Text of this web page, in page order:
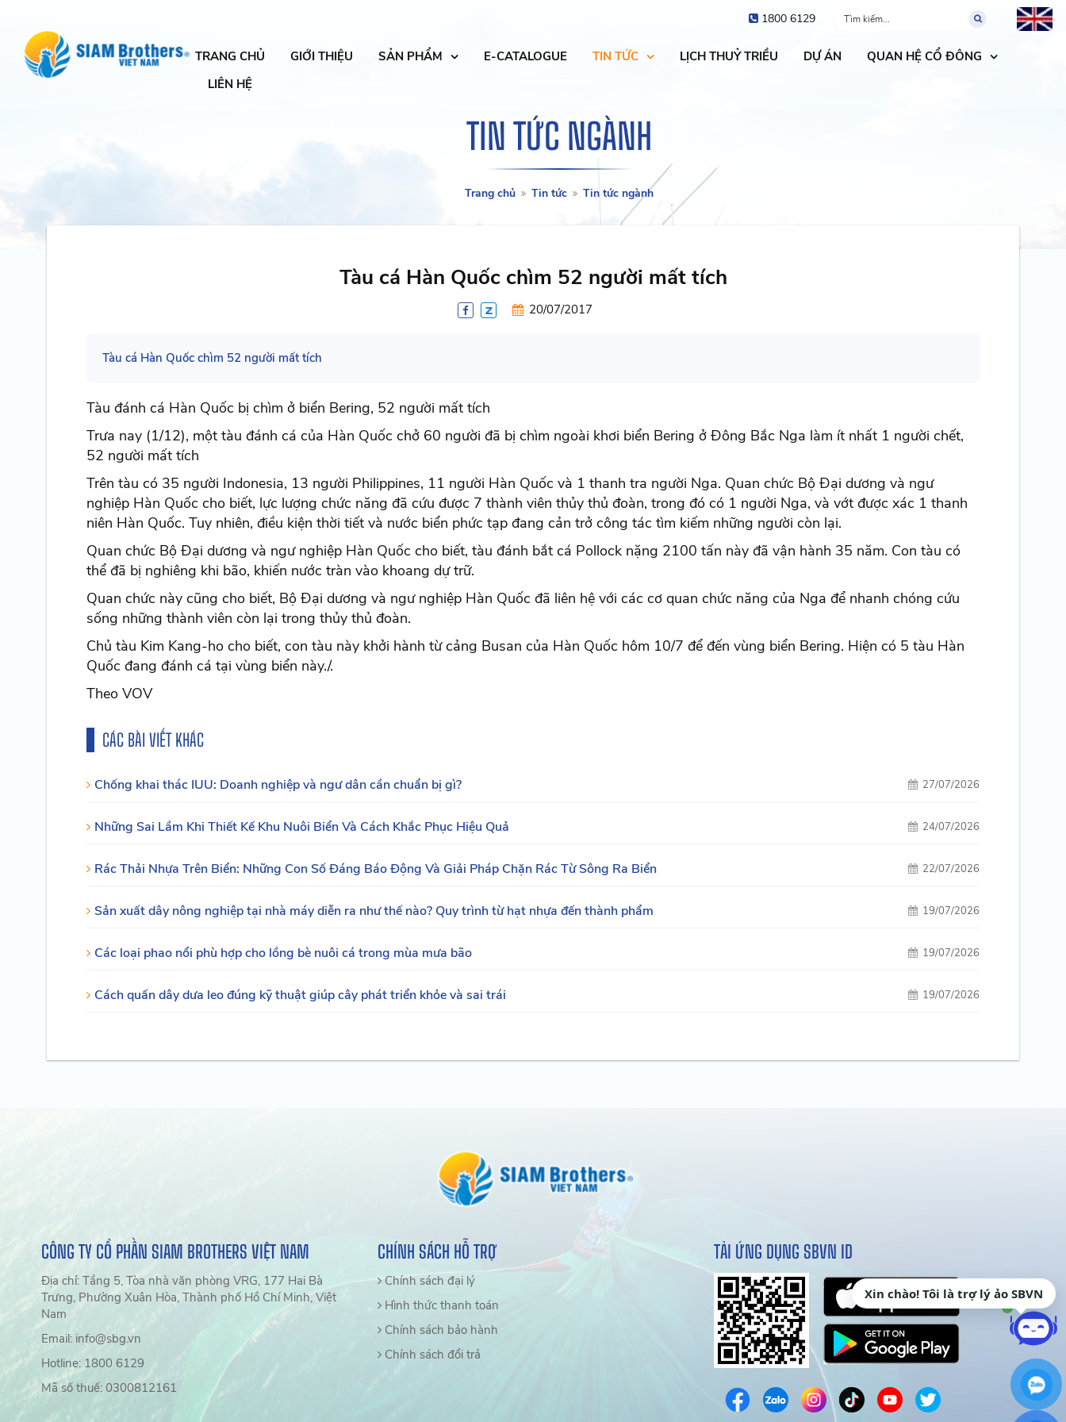
1800 6129
TRANG CHỦ GIỚI THIỆU SẢN PHẨM E-CATALOGUE TIN TỨC LỊCH THUỶ TRIỀU DỰ ÁN
QUAN HỆ CỔ ĐÔNG
LIÊN HỆ
TIN TỨC NGÀNH
Trang chủ Tin tức Tin tức ngành
Tàu cá Hàn Quốc chìm 52 người mất tích
20/07/2017
Tàu cá Hàn Quốc chìm 52 người mất tích
Tàu đánh cá Hàn Quốc bị chìm ở biển Bering, 52 người mất tích
Trưa nay (1/12), một tàu đánh cá của Hàn Quốc chở 60 người đã bị chìm ngoài khơi biển Bering ở Đông Bắc Nga làm ít nhất 1 người chết,
52 người mất tích
Trên tàu có 35 người Indonesia, 13 người Philippines, 11 người Hàn Quốc và 1 thanh tra người Nga. Quan chức Bộ Đại dương và ngư
nghiệp Hàn Quốc cho biết, lực lượng chức năng đã cứu được 7 thành viên thủy thủ đoàn, trong đó có 1 người Nga, và vớt được xác 1 thanh
niên Hàn Quốc. Tuy nhiên, điều kiện thời tiết và nước biển phức tạp đang cản trở công tác tìm kiếm những người còn lại.
Quan chức Bộ Đại dương và ngư nghiệp Hàn Quốc cho biết, tàu đánh bắt cá Pollock nặng 2100 tấn này đã vận hành 35 năm. Con tàu có
thể đã bị nghiêng khi bão, khiến nước tràn vào khoang dự trữ.
Quan chức này cũng cho biết, Bộ Đại dương và ngư nghiệp Hàn Quốc đã liên hệ với các cơ quan chức năng của Nga để nhanh chóng cứu
sống những thành viên còn lại trong thủy thủ đoàn.
Chủ tàu Kim Kang-ho cho biết, con tàu này khởi hành từ cảng Busan của Hàn Quốc hôm 10/7 để đến vùng biển Bering. Hiện có 5 tàu Hàn
Quốc đang đánh cá tại vùng biển này./.
Theo VOV
CÁC BÀI VIẾT KHÁC
Chống khai thác IUU: Doanh nghiệp và ngư dân cần chuẩn bị gì? 27/07/2026
Những Sai Lầm Khi Thiết Kế Khu Nuôi Biển Và Cách Khắc Phục Hiệu Quả 24/07/2026
Rác Thải Nhựa Trên Biển: Những Con Số Đáng Báo Động Và Giải Pháp Chặn Rác Từ Sông Ra Biển 22/07/2026
Sản xuất dây nông nghiệp tại nhà máy diễn ra như thế nào? Quy trình từ hạt nhựa đến thành phẩm 19/07/2026
Các loại phao nổi phù hợp cho lồng bè nuôi cá trong mùa mưa bão 19/07/2026
Cách quấn dây dưa leo đúng kỹ thuật giúp cây phát triển khỏe và sai trái 19/07/2026
CÔNG TY CỔ PHẦN SIAM BROTHERS VIỆT NAM
Địa chỉ: Tầng 5, Tòa nhà văn phòng VRG, 177 Hai Bà
Trưng, Phường Xuân Hòa, Thành phố Hồ Chí Minh, Việt
Nam
Email: info@sbg.vn
Hotline: 1800 6129
Mã số thuế: 0300812161
CHÍNH SÁCH HỖ TRỢ
Chính sách đại lý
Hình thức thanh toán
Chính sách bảo hành
Chính sách đổi trả
TẢI ỨNG DỤNG SBVN ID
Xin chào! Tôi là trợ lý ảo SBVN